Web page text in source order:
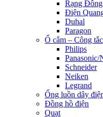
Rạng Đông
Điện
Duhal
Paragon
Ổ cắm – Công
Philips
Panasonic/
Schneider
Neiken
Legrand
Ống luồn dây
Đồng hồ điện
Quạt